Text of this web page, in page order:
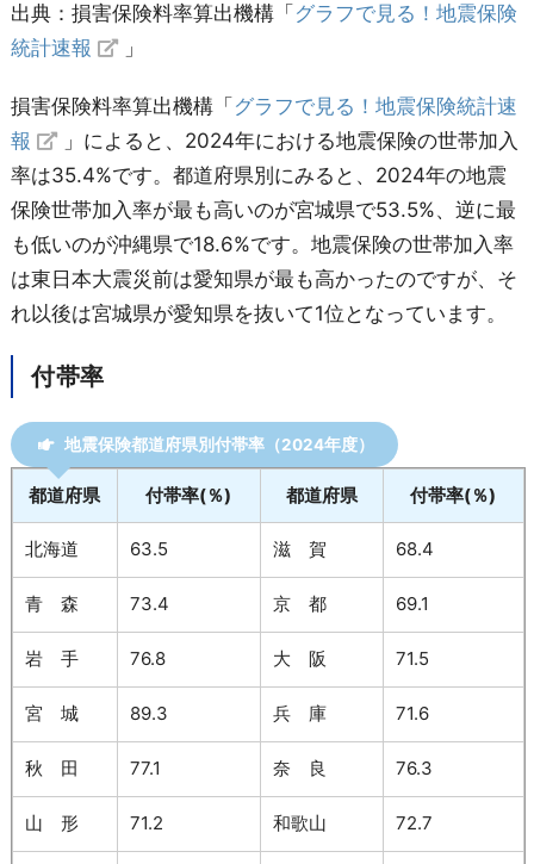
栃 木
群 馬 28.7 広 島 35.6
埼 玉 33.7 山 口 31.2
千 葉 35.9 徳 島 32.8
東 京 36.6 香 川 37.2
神奈川 37.3 愛 媛 31.2
新 潟
富 山 28.9 福 岡
石 川 32.5 佐 賀 31.2
福 井 36.2 長 崎 21.7
山 梨 37.0 熊 本 43.4
長 野 29.6 大 分 31.4
岐 阜 41.5 宮 崎 29.4
静 岡 32.9 鹿児島 30.5
愛 知 44.8 沖 縄 18.6
出典：損害保険料率算出機構「グラフで見る！地震保険
統計速報
」
損害保険料率算出機構「グラフで見る！地震保険統計速
報
」によると、2024年における地震保険の世帯加入
率は35.4%です。都道府県別にみると、2024年の地震
保険世帯加入率が最も高いのが宮城県で53.5%、逆に最
も低いのが沖縄県で18.6%です。地震保険の世帯加入率
は東日本大震災前は愛知県が最も高かったのですが、そ
れ以後は宮城県が愛知県を抜いて1位となっています。
付帯率
地震保険都道府県別付帯率（2024年度）
都道府県 付帯率(％) 都道府県 付帯率(％)
北海道 63.5 滋 賀 68.4
青 森 73.4 京 都 69.1
岩 手 76.8 大 阪 71.5
宮 城 89.3 兵 庫 71.6
秋 田 77.1 奈 良 76.3
山 形 71.2 和歌山 72.7